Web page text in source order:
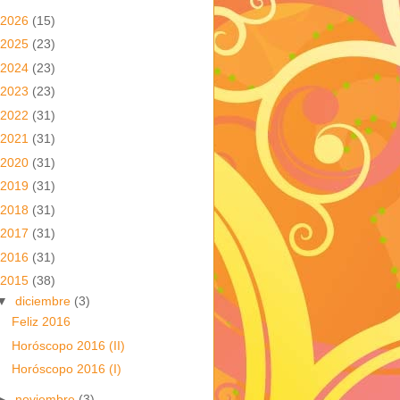
2026 (15)
2025 (23)
2024 (23)
2023 (23)
2022 (31)
2021 (31)
2020 (31)
2019 (31)
2018 (31)
2017 (31)
2016 (31)
2015 (38)
diciembre (3)
Feliz 2016
Horóscopo 2016 (II)
Horóscopo 2016 (I)